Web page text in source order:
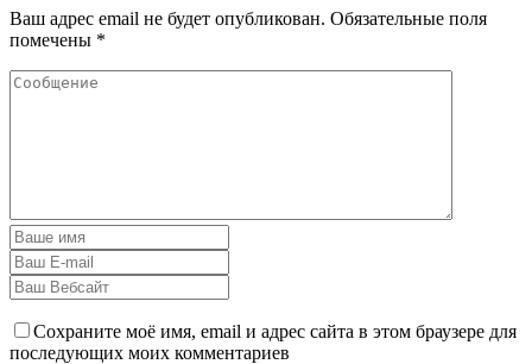
Ваш адрес email не будет опубликован. Обязательные поля
помечены *
Сохраните моё имя, email и адрес сайта в этом браузере для
последующих моих комментариев